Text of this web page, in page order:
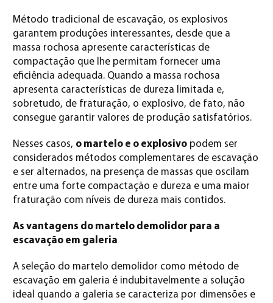
Método tradicional de escavação, os explosivos
garantem produções interessantes, desde que a
massa rochosa apresente características de
compactação que lhe permitam fornecer uma
eficiência adequada. Quando a massa rochosa
apresenta características de dureza limitada e,
sobretudo, de fraturação, o explosivo, de fato, não
consegue garantir valores de produção satisfatórios.
Nesses casos, o martelo e o explosivo podem ser
considerados métodos complementares de escavação
e ser alternados, na presença de massas que oscilam
entre uma forte compactação e dureza e uma maior
fraturação com níveis de dureza mais contidos.
As vantagens do martelo demolidor para a
escavação em galeria
A seleção do martelo demolidor como método de
escavação em galeria é indubitavelmente a solução
ideal quando a galeria se caracteriza por dimensões e